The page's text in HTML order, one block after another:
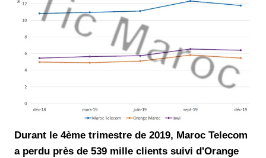
Durant le 4ème trimestre de 2019, Maroc Telecom
a perdu près de 539 mille clients suivi d'Orange